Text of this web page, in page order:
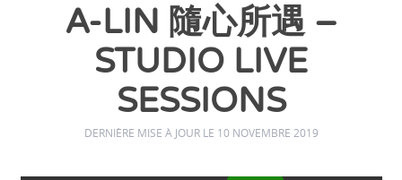
A-LIN 隨心所遇 –
STUDIO LIVE
SESSIONS
DERNIÈRE MISE À JOUR LE 10 NOVEMBRE 2019